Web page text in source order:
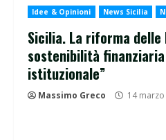
Idee & Opinioni News Sicilia
Sicilia. La riforma delle
sostenibilità
istituzionale”
Massimo Greco 14